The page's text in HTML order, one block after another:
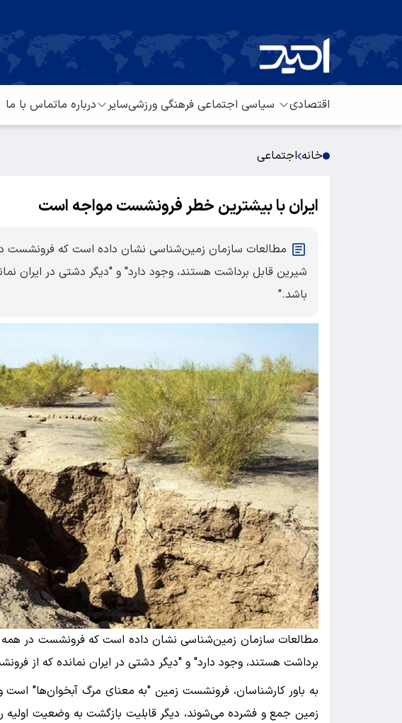
اقتصادی سیاسی اجتماعی فرهنگی ورزشیسایر درباره ماتماس با ما
خانه اجتماعی
ایران با بیشترین خطر فرونشست مواجه است
مطالعات سازمان زمین‌شناسی نشان داده است که فرونشست
شیرین قابل برداشت هستند، وجود دارد" و "دیگر دشتی در ایران
باشد."
مطالعات سازمان زمین‌شناسی نشان داده است که فرونشست در
برداشت هستند، وجود دارد" و "دیگر دشتی در ایران نمانده که از
به باور کارشناسان، فرونشست زمین "به معنای مرگ آبخوان‌ها" است
زمین جمع و فشرده می‌شوند، دیگر قابلیت بازگشت به وضعیت اولیه